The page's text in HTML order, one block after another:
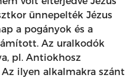
ünnepelték Jézus
a pogányok és a
Az uralkodók
pl. Antiokhosz
Az ilyen alkalmakra szánt